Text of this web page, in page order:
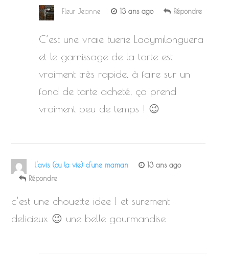
Fleur Jeanne 13 ans ago Répondre
C’est une vraie tuerie Ladymilonguera
et le garnissage de la tarte est
vraiment très rapide, à faire sur un
fond de tarte acheté, ça prend
vraiment peu de temps ! 😉
l'avis (ou la vie) d'une maman
13 ans ago
Répondre
c’est une chouette idee ! et surement
delicieux 😉 une belle gourmandise